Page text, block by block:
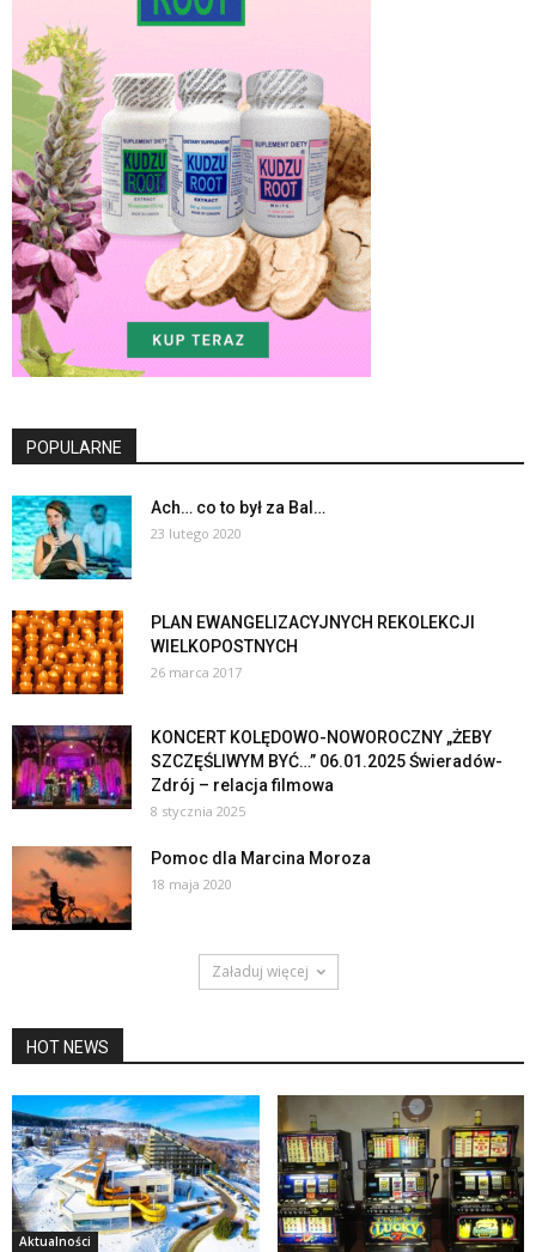
POPULARNE
Ach… co to był za Bal…
23 lutego 2020
PLAN EWANGELIZACYJNYCH REKOLEKCJI
WIELKOPOSTNYCH
26 marca 2017
KONCERT KOLĘDOWO-NOWOROCZNY „ŻEBY
SZCZĘŚLIWYM BYĆ…” 06.01.2025 Świeradów-
Zdrój – relacja filmowa
8 stycznia 2025
Pomoc dla Marcina Moroza
18 maja 2020
Załaduj więcej
HOT NEWS
Aktualności